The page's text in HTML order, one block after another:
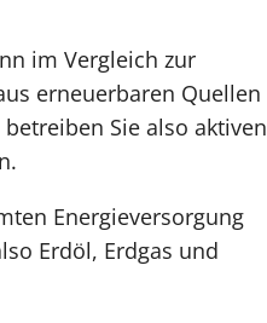
im Vergleich zur
erneuerbaren Quellen
Sie also aktiven
Energieversorgung
Erdöl, Erdgas und